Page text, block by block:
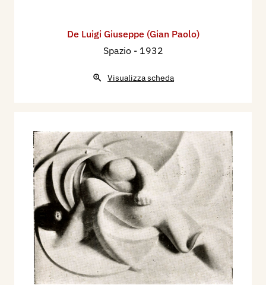
De Luigi Giuseppe (Gian Paolo)
Spazio - 1932
Visualizza scheda